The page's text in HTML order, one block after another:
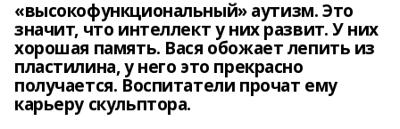
«высокофункциональный» аутизм. Это
значит, что интеллект у них развит. У них
хорошая память. Вася обожает лепить из
пластилина, у него это прекрасно
получается. Воспитатели прочат ему
карьеру скульптора.